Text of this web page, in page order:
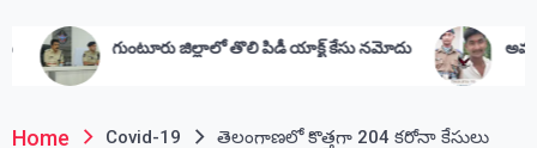
జిల్లాలో తొలి పిడీ యాక్ట్ కేసు నమోదు అమర జవాన్‌కు సీఎం జగన్
Home Covid-19 తెలంగాణలో కొత్తగా 204 కరోనా కేసులు